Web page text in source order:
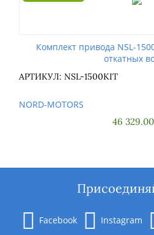
Комплект привода NSL-
откатных
АРТИКУЛ: NSL-1500KIT
NORD-MOTORS
46 329.00
Facebook Instagram